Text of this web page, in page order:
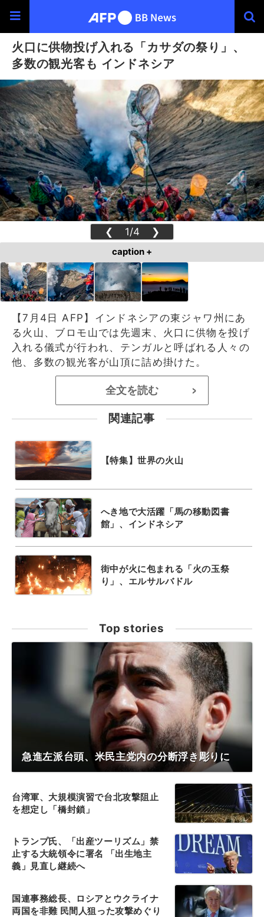
火口に供物投げ入れる「カサダの祭り」、
多数の観光客も インドネシア
❮ 1/4 ❯
caption +
【7月4日 AFP】インドネシアの東ジャワ州にあ
る火山、ブロモ山では先週末、火口に供物を投げ
入れる儀式が行われ、テンガルと呼ばれる人々の
他、多数の観光客が山頂に詰め掛けた。
全文を読む >
関連記事
【特集】世界の火山
へき地で大活躍「馬の移動図書
館」、インドネシア
街中が火に包まれる「火の玉祭
り」、エルサルバドル
Top stories
急進左派台頭、米民主党内の分断浮き彫りに
台湾軍、大規模演習で台北攻撃阻止
を想定し「橋封鎖」
トランプ氏、「出産ツーリズム」禁
止する大統領令に署名 「出生地主
義」見直し継続へ
国連事務総長、ロシアとウクライナ
両国を非難 民間人狙った攻撃めぐり